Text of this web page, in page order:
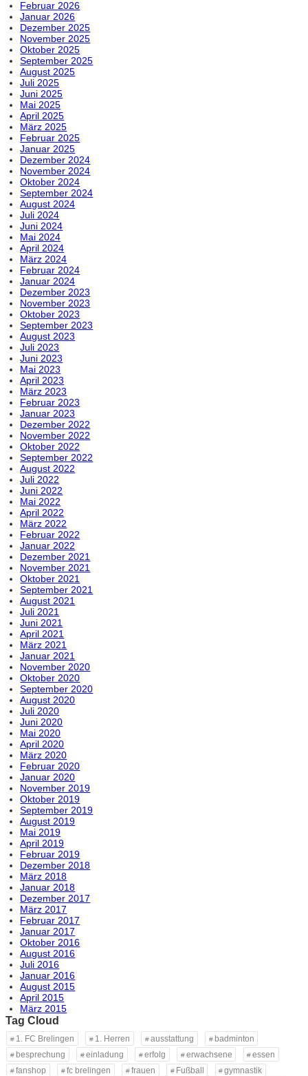
Februar 2026
Januar 2026
Dezember 2025
November 2025
Oktober 2025
September 2025
August 2025
Juli 2025
Juni 2025
Mai 2025
April 2025
März 2025
Februar 2025
Januar 2025
Dezember 2024
November 2024
Oktober 2024
September 2024
August 2024
Juli 2024
Juni 2024
Mai 2024
April 2024
März 2024
Februar 2024
Januar 2024
Dezember 2023
November 2023
Oktober 2023
September 2023
August 2023
Juli 2023
Juni 2023
Mai 2023
April 2023
März 2023
Februar 2023
Januar 2023
Dezember 2022
November 2022
Oktober 2022
September 2022
August 2022
Juli 2022
Juni 2022
Mai 2022
April 2022
März 2022
Februar 2022
Januar 2022
Dezember 2021
November 2021
Oktober 2021
September 2021
August 2021
Juli 2021
Juni 2021
April 2021
März 2021
Januar 2021
November 2020
Oktober 2020
September 2020
August 2020
Juli 2020
Juni 2020
Mai 2020
April 2020
März 2020
Februar 2020
Januar 2020
November 2019
Oktober 2019
September 2019
August 2019
Mai 2019
April 2019
Februar 2019
Dezember 2018
März 2018
Januar 2018
Dezember 2017
März 2017
Februar 2017
Januar 2017
Oktober 2016
August 2016
Juli 2016
Januar 2016
August 2015
April 2015
März 2015
Tag Cloud
1. FC Brelingen 1. Herren ausstattung
badminton
besprechung
einladung erfolg erwachsene
essen
fanshop
fc brelingen frauen Fußball
gymnastik